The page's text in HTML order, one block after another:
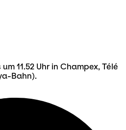
11.52 Uhr in Champex, Télé
Bahn).